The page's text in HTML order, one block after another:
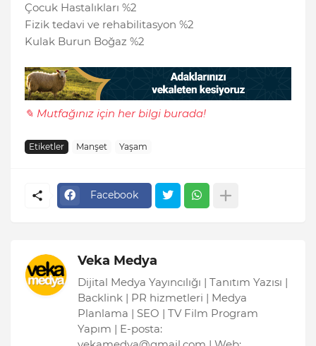
Çocuk Hastalıkları %2
Fizik tedavi ve rehabilitasyon %2
Kulak Burun Boğaz %2
✎ Mutfağınız için her bilgi burada!
Etiketler Manşet Yaşam
Facebook
Veka Medya
Dijital Medya Yayıncılığı | Tanıtım Yazısı |
Backlink | PR hizmetleri | Medya
Planlama | SEO | TV Film Program
Yapım | E-posta: